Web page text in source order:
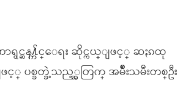
ရွင္ဆန႔္က်င္ေရး ဆိုင္ကယ္ျဖင့္ ဆႏၵထု
ပစ္ခတ္ခဲ့သည့္အတြက္ အမ်ိဳးသမီးတစ္ဦး